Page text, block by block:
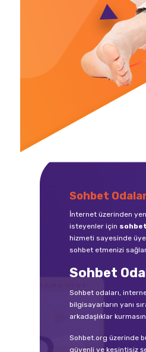
Sohbet
İnternet üzerinden
isteyenler için
hizmeti sayesinde
sohbet etmenizi
Sohbet
Sohbet odaları,
bilgisayarların yanı
arkadaşlıklar
Sohbet.org üzerinde
güvenli ve kesintisiz